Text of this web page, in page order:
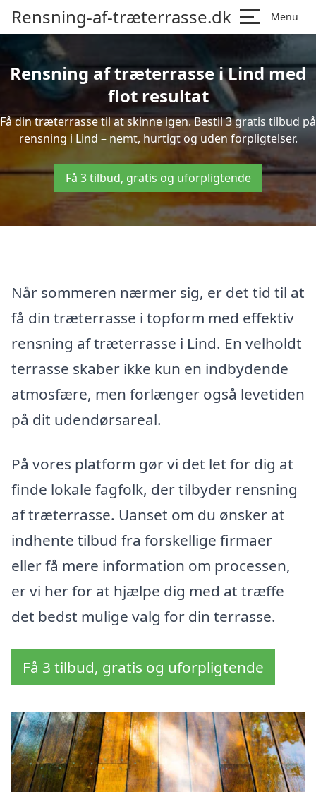
Rensning-af-træterrasse.dk Menu
Rensning af træterrasse i Lind med
flot resultat
Få din træterrasse til at skinne igen. Bestil 3 gratis tilbud på
rensning i Lind – nemt, hurtigt og uden forpligtelser.
Få 3 tilbud, gratis og uforpligtende
Når sommeren nærmer sig, er det tid til at
få din træterrasse i topform med effektiv
rensning af træterrasse i Lind. En velholdt
terrasse skaber ikke kun en indbydende
atmosfære, men forlænger også levetiden
på dit udendørsareal.
På vores platform gør vi det let for dig at
finde lokale fagfolk, der tilbyder rensning
af træterrasse. Uanset om du ønsker at
indhente tilbud fra forskellige firmaer
eller få mere information om processen,
er vi her for at hjælpe dig med at træffe
det bedst mulige valg for din terrasse.
Få 3 tilbud, gratis og uforpligtende